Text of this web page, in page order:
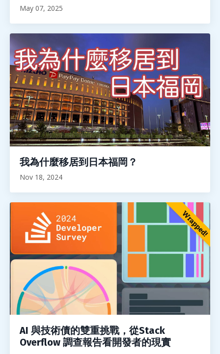
May 07, 2025
我為什麼移居到日本福岡？
Nov 18, 2024
AI 與技術債的雙重挑戰，從Stack
Overflow 調查報告看開發者的現實